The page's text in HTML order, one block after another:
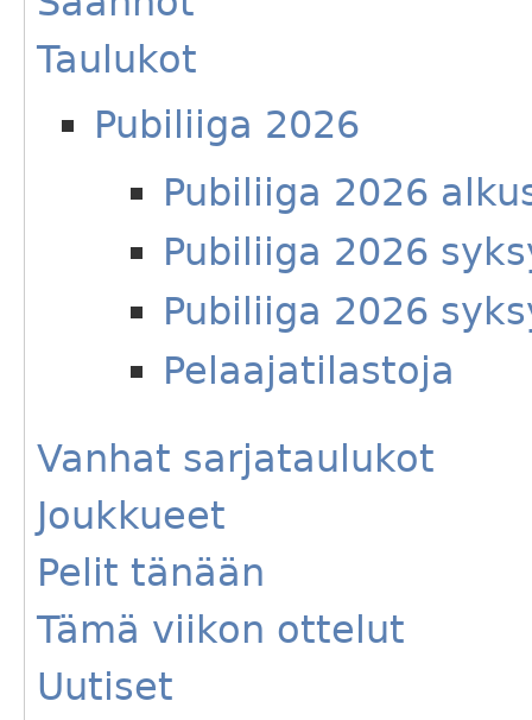
Taulukot
Pubiliiga 2026
Pubiliiga 2026
Pubiliiga 2026
Pubiliiga 2026
Pelaajatilastoja
Vanhat sarjataulukot
Joukkueet
Pelit tänään
Tämä viikon ottelut
Uutiset